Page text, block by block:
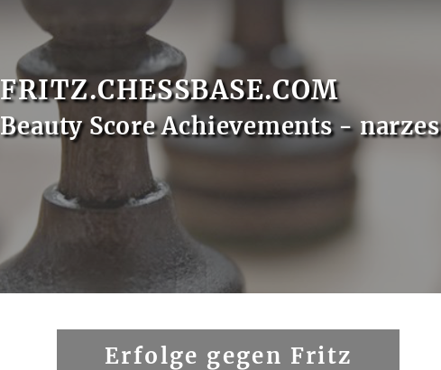
FRITZ.CHESSBASE.COM
Beauty Score Achievements - narzes
Erfolge gegen Fritz